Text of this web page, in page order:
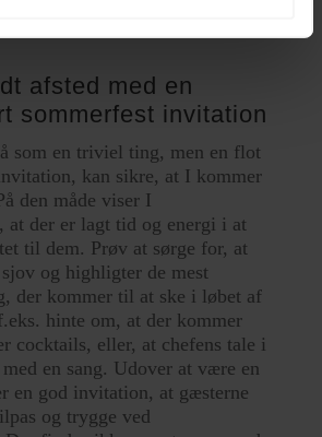
afsted med en
sommerfest invitation
som en triviel ting, men en flot
kan sikre, at I kommer
den måde viser I
at der er lagt tid og energi i at
til dem. Prøv at sørge for, at
og highligter de mest
der kommer til at ske i løbet af
hinte om, at der kommer
cocktails, eller, at chefens tale i
en sang. Udover at være en
en god invitation, at gæsterne
og trygge ved